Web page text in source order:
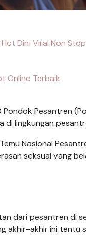
Dini Viral Non Stop
Online Terbaik
Pesantren
di lingkungan
Nasional
seksual yang
dari pesantren di
akhir ini tentu